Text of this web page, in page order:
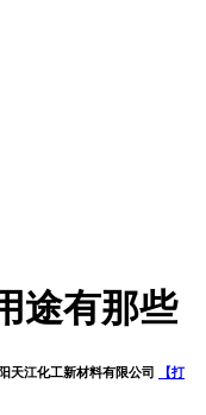
途有那些
天江化工新材料有限公司
【打